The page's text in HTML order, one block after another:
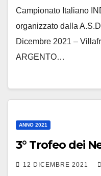
Campionato Italiano
organizzato dalla
Dicembre 2021 –
ARGENTO…
ANNO 2021
3° Trofeo dei
12 DICEMBRE 2021